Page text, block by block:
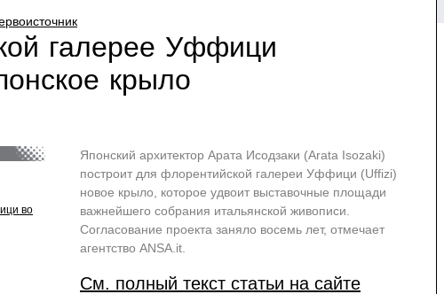
галерее Уффици
крыло
во
Японский архитектор Арата Исодзаки (Arata Isozaki)
построит для флорентийской галереи Уффици (Uffizi)
новое крыло, которое удвоит выставочные площади
важнейшего собрания итальянской живописи.
Согласование проекта заняло восемь лет, отмечает
агентство ANSA.it.
См. полный текст статьи на сайте